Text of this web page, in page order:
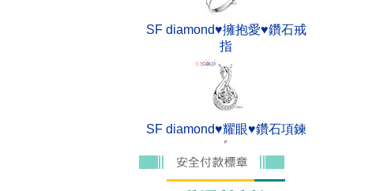
SF diamond♥擁抱愛♥鑽石戒
指
SF diamond♥耀眼♥鑽石項鍊